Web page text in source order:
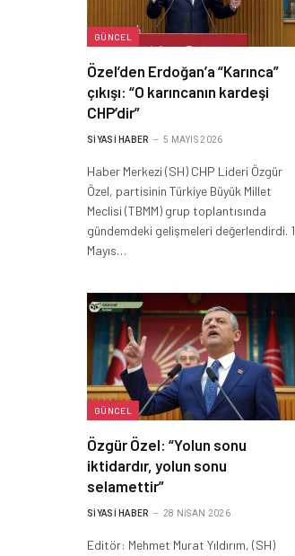
GÜNCEL
Özel’den Erdoğan’a “Karınca”
çıkışı: “O karıncanın kardeşi
CHP’dir”
SIYASI HABER 5 MAYIS 2026
Haber Merkezi (SH) CHP Lideri Özgür
Özel, partisinin Türkiye Büyük Millet
Meclisi (TBMM) grup toplantısında
gündemdeki gelişmeleri değerlendirdi. 1
Mayıs…
GÜNCEL
Özgür Özel: “Yolun sonu
iktidardır, yolun sonu
selamettir”
SIYASI HABER 28 NISAN 2026
Editör: Mehmet Murat Yıldırım, (SH)